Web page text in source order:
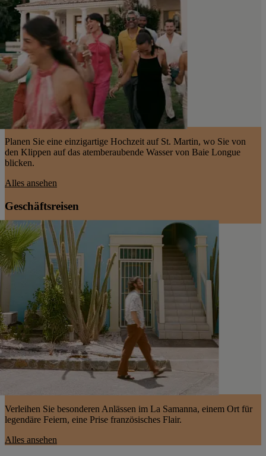
Planen Sie eine einzigartige Hochzeit auf St. Martin, wo Sie von
den Klippen auf das atemberaubende Wasser von Baie Longue
blicken.
Alles ansehen
Geschäftsreisen
Verleihen Sie besonderen Anlässen im La Samanna, einem Ort für
legendäre Feiern, eine Prise französisches Flair.
Alles ansehen